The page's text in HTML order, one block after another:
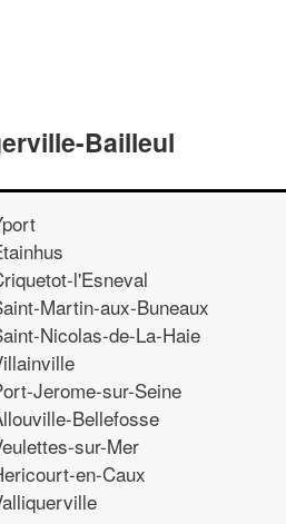
Bailleul
l'Esneval
Martin-aux-Buneaux
Nicolas-de-La-Haie
Jerome-sur-Seine
Bellefosse
sur-Mer
en-Caux